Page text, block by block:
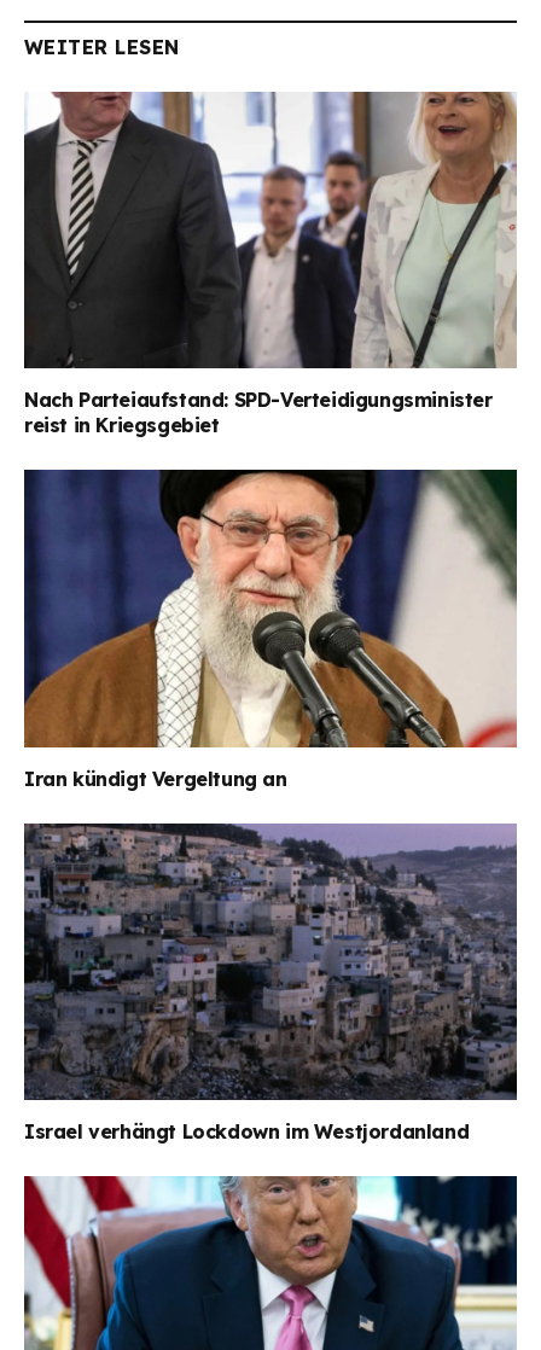
WEITER LESEN
Nach Parteiaufstand: SPD-Verteidigungsminister
reist in Kriegsgebiet
Iran kündigt Vergeltung an
Israel verhängt Lockdown im Westjordanland